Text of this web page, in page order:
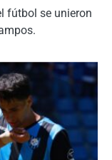
fútbol se unieron